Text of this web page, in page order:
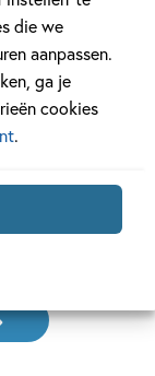
die we
aanpassen.
ga je
cookies
.
20 JANUARI 2025
Top 10